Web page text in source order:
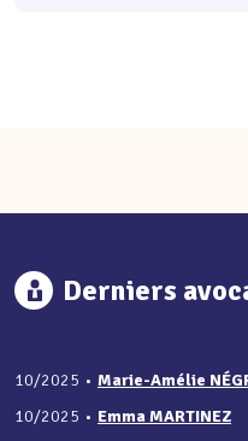
Derniers
10/2025 • Marie-Amélie
10/2025 • Emma MARTINEZ